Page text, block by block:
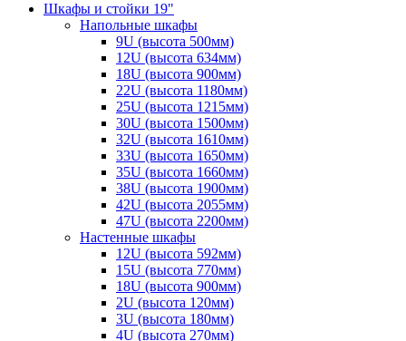
Шкафы и стойки 19"
Напольные шкафы
9U (высота 500мм)
12U (высота 634мм)
18U (высота 900мм)
22U (высота 1180мм)
25U (высота 1215мм)
30U (высота 1500мм)
32U (высота 1610мм)
33U (высота 1650мм)
35U (высота 1660мм)
38U (высота 1900мм)
42U (высота 2055мм)
47U (высота 2200мм)
Настенные шкафы
12U (высота 592мм)
15U (высота 770мм)
18U (высота 900мм)
2U (высота 120мм)
3U (высота 180мм)
4U (высота 270мм)